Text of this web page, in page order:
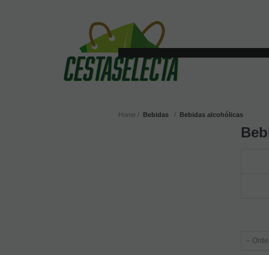
Home Bebidas Bebidas alcohólicas